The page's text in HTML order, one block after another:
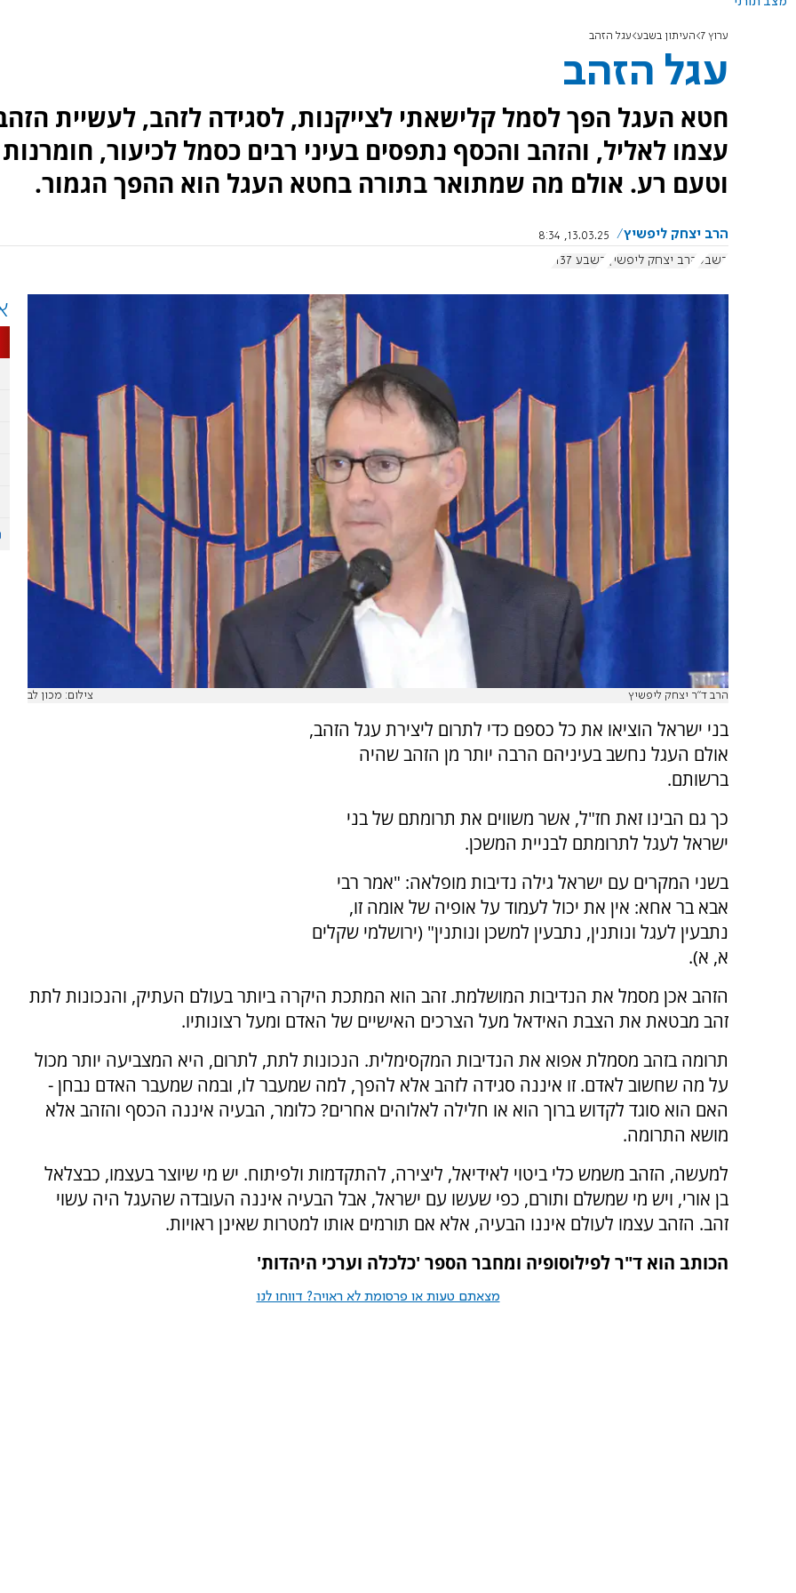
ערוץ 7 העיתון בשבע עגל הזהב
עגל הזהב
חטא העגל הפך לסמל קלישאתי לצייקנות, לסגידה לזהב, לעשיית
עצמו לאליל, והזהב והכסף נתפסים בעיני רבים כסמל לכיעור, חומרנות
וטעם רע. אולם מה שמתואר בתורה בחטא העגל הוא ההפך הגמור.
הרב יצחק ליפשיץ
13.03.25, 8:34
בשבע הרב יצחק ליפשיץ בשבע 1137
הרב ד"ר יצחק ליפשיץ צילום: מכון לב
בני ישראל הוציאו את כל כספם כדי לתרום ליצירת עגל הזהב,
אולם העגל נחשב בעיניהם הרבה יותר מן הזהב שהיה
ברשותם.
כך גם הבינו זאת חז"ל, אשר משווים את תרומתם של בני
ישראל לעגל לתרומתם לבניית המשכן.
בשני המקרים עם ישראל גילה נדיבות מופלאה: "אמר רבי
אבא בר אחא: אין את יכול לעמוד על אופיה של אומה זו,
נתבעין לעגל ונותנין, נתבעין למשכן ונותנין" (ירושלמי שקלים
א, א).
הזהב אכן מסמל את הנדיבות המושלמת. זהב הוא המתכת היקרה ביותר בעולם העתיק, והנכונות לתת
זהב מבטאת את הצבת האידאל מעל הצרכים האישיים של האדם ומעל רצונותיו.
תרומה בזהב מסמלת אפוא את הנדיבות המקסימלית. הנכונות לתת, לתרום, היא המצביעה יותר מכול
על מה שחשוב לאדם. זו איננה סגידה לזהב אלא להפך, למה שמעבר לו, ובמה שמעבר האדם נבחן -
האם הוא סוגד לקדוש ברוך הוא או חלילה לאלוהים אחרים? כלומר, הבעיה איננה הכסף והזהב אלא
מושא התרומה.
למעשה, הזהב משמש כלי ביטוי לאידיאל, ליצירה, להתקדמות ולפיתוח. יש מי שיוצר בעצמו, כבצלאל
בן אורי, ויש מי שמשלם ותורם, כפי שעשו עם ישראל, אבל הבעיה איננה העובדה שהעגל היה עשוי
זהב. הזהב עצמו לעולם איננו הבעיה, אלא אם תורמים אותו למטרות שאינן ראויות.
הכותב הוא ד"ר לפילוסופיה ומחבר הספר 'כלכלה וערכי היהדות'
מצאתם טעות או פרסומת לא ראויה? דווחו לנו